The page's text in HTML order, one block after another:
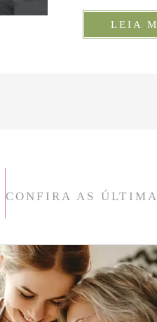
LEIA
CONFIRA AS